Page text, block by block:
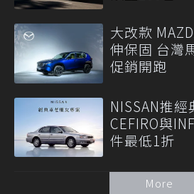
大改款
伸保固 台灣
促銷開跑
NISSAN推
CEFIRO與
件最低1折
More